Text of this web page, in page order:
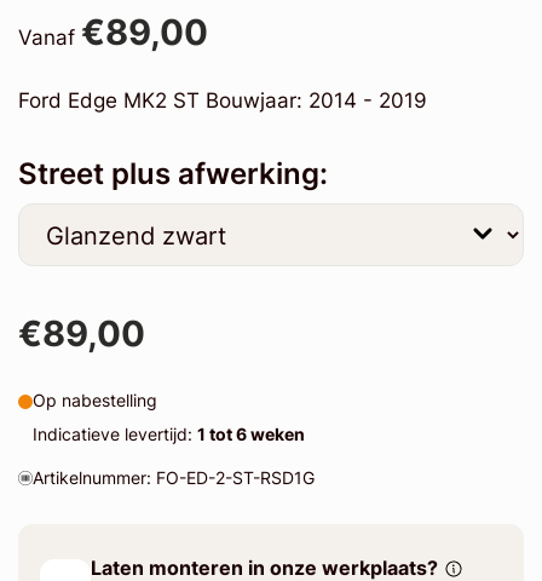
Vanaf €89,00
Ford Edge MK2 ST Bouwjaar: 2014 - 2019
Street plus afwerking:
€89,00
Op nabestelling
Indicatieve levertijd: 1 tot 6 weken
Artikelnummer: FO-ED-2-ST-RSD1G
Laten monteren in onze werkplaats?